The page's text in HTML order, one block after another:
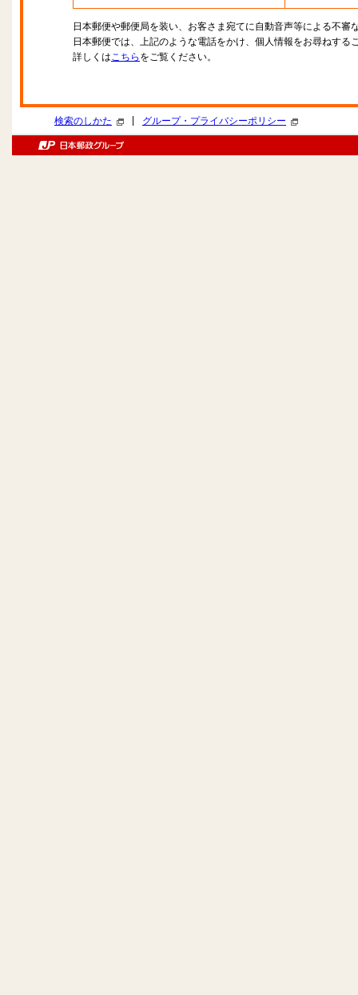
日本郵便や郵便局を装い、お客さま宛てに自動音声等による不審
日本郵便では、上記のような電話をかけ、個人情報をお尋ねする
詳しくはこちら をご覧ください。
検索のしかた グループ・プライバシーポリシー